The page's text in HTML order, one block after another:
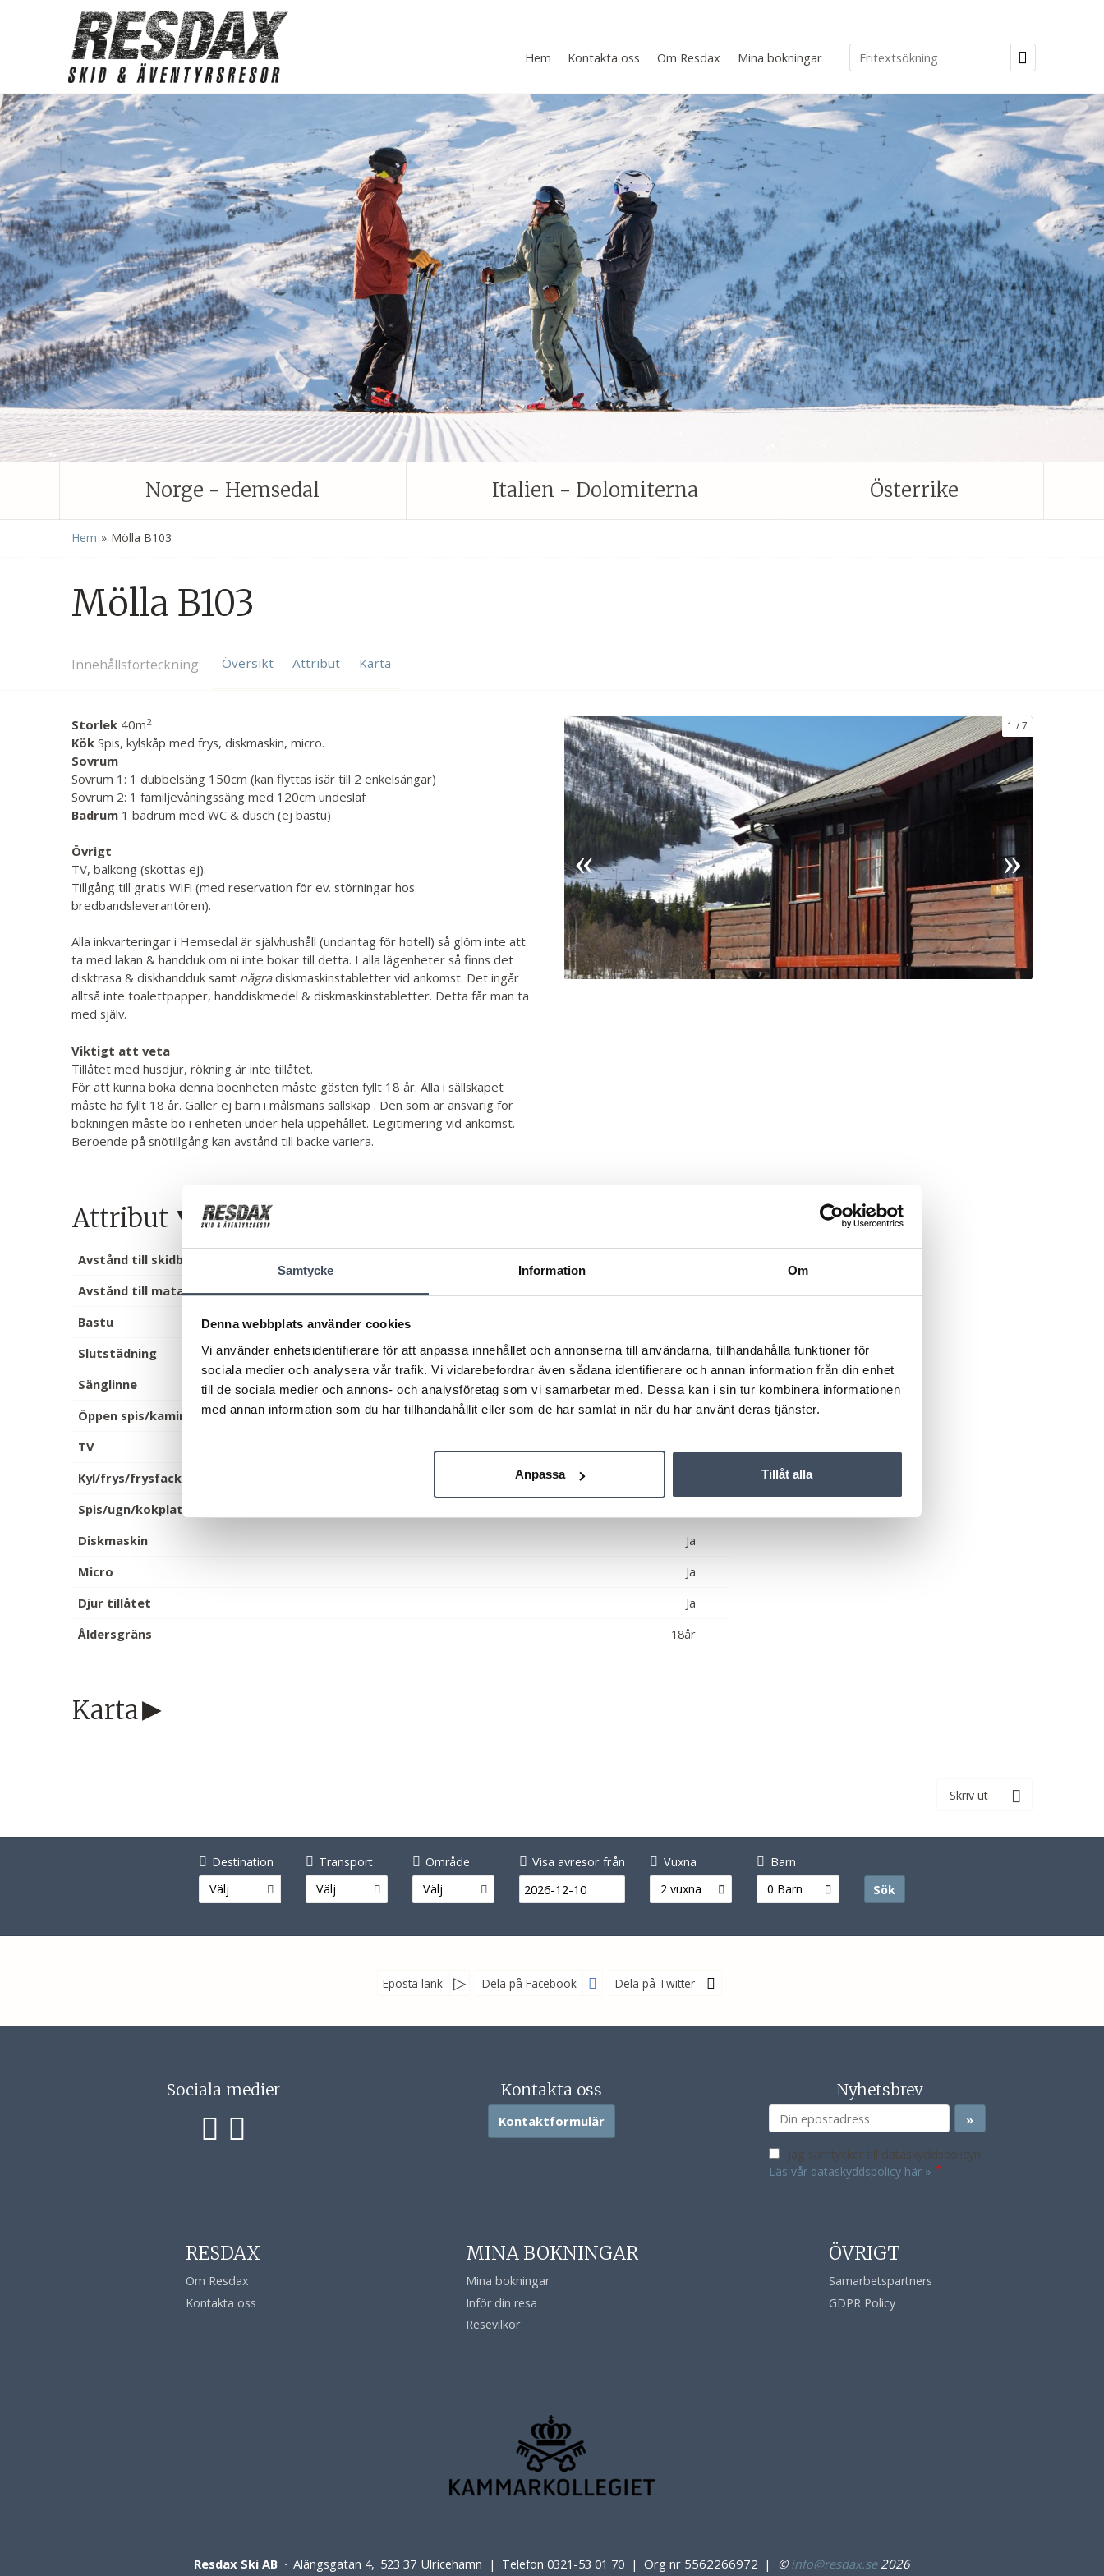
Samtycke Information Om
Denna webbplats använder cookies
Vi använder enhetsidentifierare för att anpassa innehållet och annonserna till användarna, tillhandahålla funktioner för
sociala medier och analysera vår trafik. Vi vidarebefordrar även sådana identifierare och annan information från din enhet
till de sociala medier och annons- och analysföretag som vi samarbetar med. Dessa kan i sin tur kombinera informationen
med annan information som du har tillhandahållit eller som de har samlat in när du har använt deras tjänster.
Anpassa Tillåt alla
Hem Kontakta oss Om Resdax Mina bokningar
Norge - Hemsedal Italien - Dolomiterna Österrike
Hem » Mölla B103
Mölla B103
Innehållsförteckning Översikt Attribut Karta
1 7
Storlek 40m2
Kök Spis, kylskåp med frys, diskmaskin, micro.
Sovrum
Sovrum 1: 1 dubbelsäng 150cm (kan flyttas isär till 2 enkelsängar)
Sovrum 2: 1 familjevåningssäng med 120cm undeslaf
Badrum 1 badrum med WC & dusch (ej bastu)
Övrigt
TV, balkong (skottas ej).
Tillgång till gratis WiFi (med reservation för ev. störningar hos
bredbandsleverantören).
Alla inkvarteringar i Hemsedal är självhushåll (undantag för hotell) så glöm inte att
ta med lakan & handduk om ni inte bokar till detta. I alla lägenheter så finns det
disktrasa & diskhandduk samt någradiskmaskinstabletter vid ankomst. Det ingår
alltså inte toalettpapper, handdiskmedel & diskmaskinstabletter. Detta får man ta
med själv.
Viktigt att veta
Tillåtet med husdjur, rökning är inte tillåtet.
För att kunna boka denna boenheten måste gästen fyllt 18 år. Alla i sällskapet
måste ha fyllt 18 år. Gäller ej barn i målsmans sällskap . Den som är ansvarig för
bokningen måste bo i enheten under hela uppehållet. Legitimering vid ankomst.
Beroende på snötillgång kan avstånd till backe variera.
Attribut
Avstånd till skidbacke/lift
Avstånd till mataffär
Bastu
Slutstädning
Ja
Sänglinne
Kan bokas som tillval
Öppen spis/kamin
Nej
TV
Kyl/frys/frysfack
Spis/ugn/kokplattor
Diskmaskin
Ja
Micro
Ja
Djur tillåtet
Ja
Åldersgräns
18år
Karta
Skriv ut
Destination
Välj
Transport
Välj
Område
Välj
Visa avresor från
Vuxna
2 vuxna
Barn
0 Barn
Sök
Eposta länk Dela på Facebook Dela på Twitter
Sociala medier Kontakta oss
Kontaktformulär
Nyhetsbrev
Jag samtycker till dataskyddspolicyn.
Läs vår dataskyddspolicy här » *
RESDAX
Om Resdax
Kontakta oss
MINA BOKNINGAR
Mina bokningar
Inför din resa
Resevilkor
ÖVRIGT
Samarbetspartners
GDPR Policy
Resdax Ski AB Alängsgatan 4 523 37 Ulricehamn Telefon0321-53 01 70 Org nr 5562266972 ©info@resdax.se2026